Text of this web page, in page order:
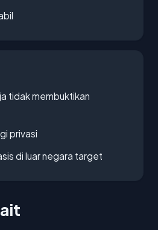
tidak membuktikan
privasi
di luar negara target